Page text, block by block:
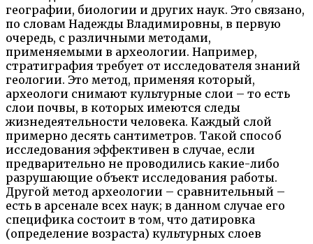
географии, биологии и других наук. Это связано,
по словам Надежды Владимировны, в первую
очередь, с различными методами,
применяемыми в археологии. Например,
стратиграфия требует от исследователя знаний
геологии. Это метод, применяя который,
археологи снимают культурные слои – то есть
слои почвы, в которых имеются следы
жизнедеятельности человека. Каждый слой
примерно десять сантиметров. Такой способ
исследования эффективен в случае, если
предварительно не проводились какие-либо
разрушающие объект исследования работы.
Другой метод археологии – сравнительный –
есть в арсенале всех наук; в данном случае его
специфика состоит в том, что датировка
(определение возраста) культурных слоев